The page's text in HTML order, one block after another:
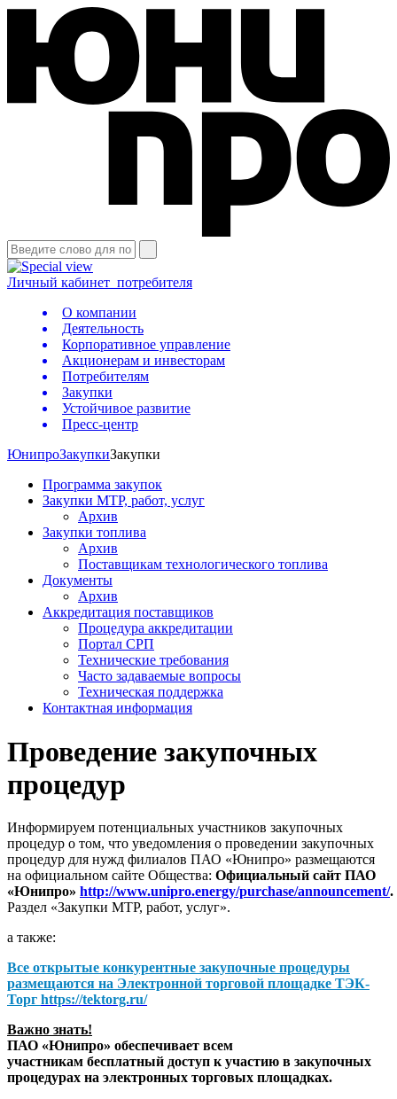
Личный кабинет потребителя
О компании
Деятельность
Корпоративное управление
Акционерам и инвесторам
Потребителям
Закупки
Устойчивое развитие
Пресс-центр
ЮнипроЗакупкиЗакупки
Программа закупок
Закупки МТР, работ, услуг
Архив
Закупки топлива
Архив
Поставщикам технологического топлива
Документы
Архив
Аккредитация поставщиков
Процедура аккредитации
Портал СРП
Технические требования
Часто задаваемые вопросы
Техническая поддержка
Контактная информация
Проведение закупочных
процедур
Информируем потенциальных участников закупочных
процедур о том, что уведомления о проведении закупочных
процедур для нужд филиалов ПАО «Юнипро» размещаются
на официальном сайте Общества: Официальный сайт ПАО
«Юнипро» http://www.unipro.energy/purchase/announcement/.
Раздел «Закупки МТР, работ, услуг».
а также:
Все открытые конкурентные закупочные процедуры
размещаются на Электронной торговой площадке ТЭК-
Торг https://tektorg.ru/
Важно знать!
ПАО «Юнипро» обеспечивает всем
участникам бесплатный доступ к участию в закупочных
процедурах на электронных торговых площадках.